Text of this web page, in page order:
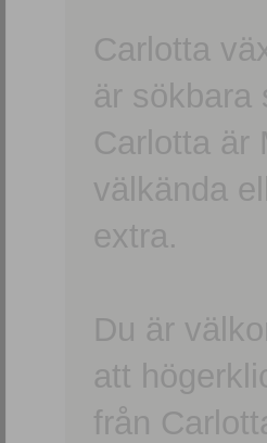
Carlotta
är sökbara
Carlotta är
välkända
extra.
Du är
att
från